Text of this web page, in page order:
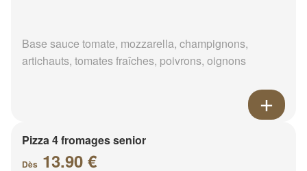
Base sauce tomate, mozzarella, champignons,
artichauts, tomates fraîches, poivrons, oignons
Pizza 4 fromages senior
Dès 13.90 €